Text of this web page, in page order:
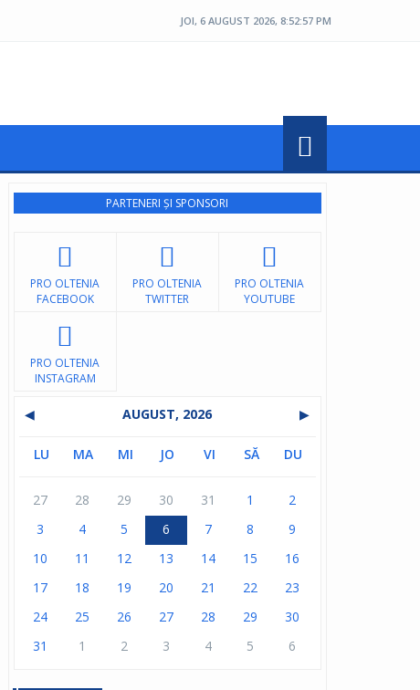
JOI, 6 AUGUST 2026, 8:53:00 PM
PARTENERI ȘI SPONSORI
PRO OLTENIA
FACEBOOK
PRO OLTENIA
TWITTER
PRO OLTENIA
YOUTUBE
PRO OLTENIA
INSTAGRAM
◀ AUGUST, 2026 ▶
LU MA MI JO VI SĂ DU
27 28 29 30 31 1
2
3
4 5 6 7 8
9
10
11 12 13 14 15
16
17
18 19 20 21 22
23
24
25 26 27 28 29
30
31
1 2 3 4 5 6